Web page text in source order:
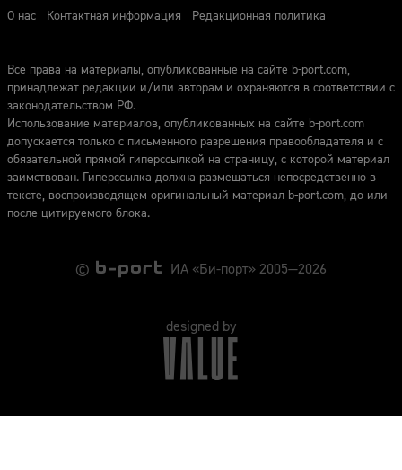
О нас
Контактная информация Редакционная политика
Все права на материалы, опубликованные на сайте b-port.com,
принадлежат редакции и/или авторам и охраняются в соответствии с
законодательством РФ.
Использование материалов, опубликованных на сайте b-port.com
допускается только с письменного разрешения правообладателя и с
обязательной прямой гиперссылкой на страницу, с которой материал
заимствован. Гиперссылка должна размещаться непосредственно в
тексте, воспроизводящем оригинальный материал b-port.com, до или
после цитируемого блока.
© ИА «Би-порт» 2005—2026
designed by